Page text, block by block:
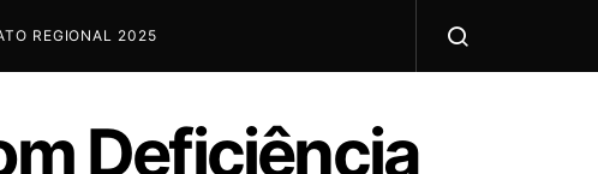
REGIONAL 2025
Deficiência